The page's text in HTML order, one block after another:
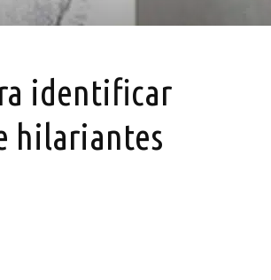
identificar
hilariantes